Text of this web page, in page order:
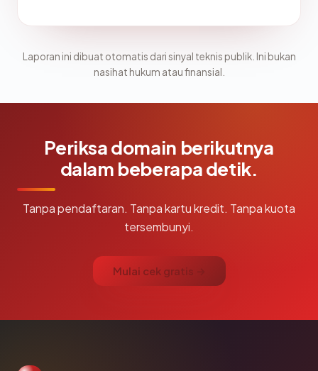
Laporan ini dibuat otomatis dari sinyal teknis publik. Ini bukan
nasihat hukum atau finansial.
Periksa domain berikutnya
dalam beberapa detik.
Tanpa pendaftaran. Tanpa kartu kredit. Tanpa kuota
tersembunyi.
Mulai cek gratis →